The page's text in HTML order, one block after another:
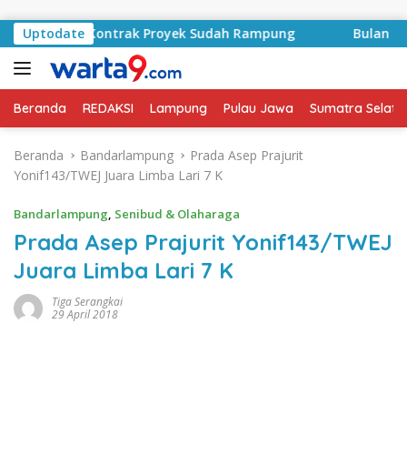
Uptodate
Kontrak Proyek Sudah Rampung Bulan
Beranda REDAKSI Lampung Pulau Jawa Sumatra
Beranda Bandarlampung
Prada Asep Prajurit
Yonif143/TWEJ Juara Limba Lari 7 K
Bandarlampung, Senibud & Olaharaga
Prada Asep Prajurit Yonif143/TWEJ
Juara Limba Lari 7 K
Tiga Serangkai
29 April 2018